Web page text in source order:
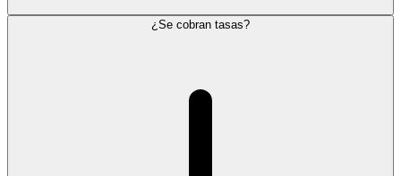
¿Se cobran tasas?